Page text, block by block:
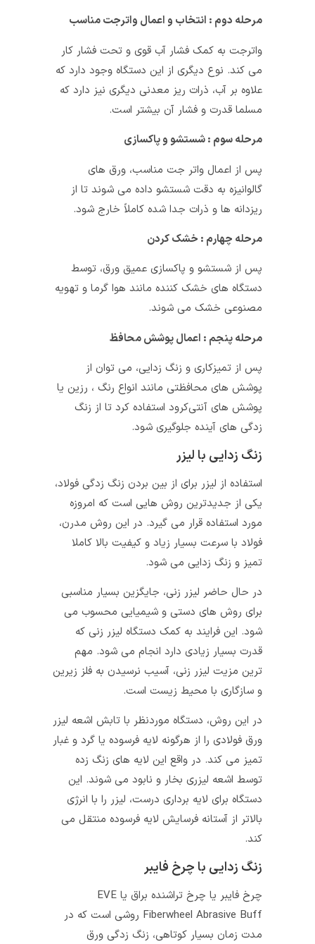
مرحله دوم : انتخاب و اعمال واترجت مناسب
واترجت به کمک فشار آب قوی و تحت فشار کار
می کند. نوع دیگری از این دستگاه وجود دارد که
علاوه بر آب، ذرات ریز معدنی دیگری نیز دارد که
مسلما قدرت و فشار آن بیشتر است.
مرحله سوم : شستشو و پاکسازی
پس از اعمال واتر جت مناسب، ورق ‌های
گالوانیزه به دقت شستشو داده می شوند تا از
ریزدانه ‌ها و ذرات جدا شده کاملاً خارج شود.
مرحله چهارم : خشک کردن
پس از شستشو و پاکسازی عمیق ورق، توسط
دستگاه های خشک کننده مانند هوا گرما و تهویه
مصنوعی خشک می شوند.
مرحله پنجم : اعمال پوشش محافظ
پس از تمیزکاری و زنگ ‌زدایی، می‌ توان از
پوشش ‌های محافظتی مانند انواع رنگ ، رزین یا
پوشش‌ های آنتی‌کرود استفاده کرد تا از زنگ
‌زدگی های آینده جلوگیری شود.
زنگ زدایی با لیزر
استفاده از لیزر برای از بین بردن زنگ زدگی فولاد،
یکی از جدیدترین روش هایی است که امروزه
مورد استفاده قرار می گیرد. در این روش مدرن،
فولاد با سرعت بسیار زیاد و کیفیت بالا کاملا
تمیز و زنگ زدایی می شود.
در حال حاضر لیزر زنی، جایگزین بسیار مناسبی
برای روش های دستی و شیمیایی محسوب می
شود. این فرایند به کمک دستگاه لیزر زنی که
قدرت بسیار زیادی دارد انجام می شود. مهم
ترین مزیت لیزر زنی، آسیب نرسیدن به فلز زیرین
و سازگاری با محیط زیست است.
در این روش، دستگاه موردنظر با تابش اشعه لیزر
ورق فولادی را از هرگونه لایه فرسوده یا گرد و غبار
تمیز می کند. در واقع این لایه های زنگ زده
توسط اشعه لیزری بخار و نابود می شوند. این
دستگاه برای لایه برداری درست، لیزر را با انرژی
بالاتر از آستانه فرسایش لایه فرسوده منتقل می
زنگ زدایی با چرخ فایبر
چرخ فایبر یا چرخ تراشنده براق یا EVE
Fiberwheel Abrasive Buff روشی است که در
مدت زمان بسیار کوتاهی، زنگ زدگی ورق